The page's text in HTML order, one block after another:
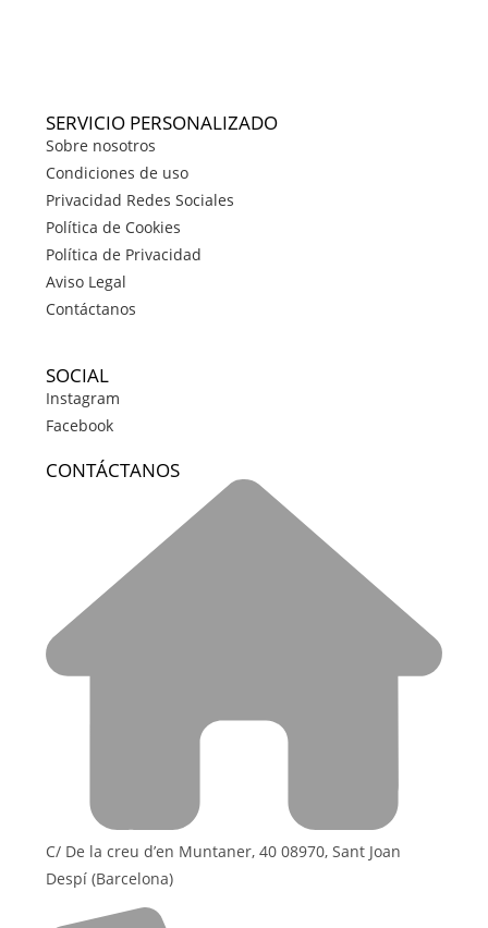
SERVICIO PERSONALIZADO
Sobre nosotros
Condiciones de uso
Privacidad Redes Sociales
Política de Cookies
Política de Privacidad
Aviso Legal
Contáctanos
SOCIAL
Instagram
Facebook
CONTÁCTANOS
C/ De la creu d’en Muntaner, 40 08970, Sant Joan
Despí (Barcelona)